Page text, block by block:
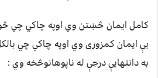
کامل ايمان څښتن وي اوپه چاکي چي
يې ايمان کمزوری وي اوپه چاکي چي
به دانتهايې درجې له ناپوهانوڅخه وي :